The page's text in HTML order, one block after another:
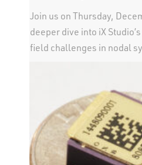
Join us on Thursday,
deeper dive into iX
field challenges in nodal